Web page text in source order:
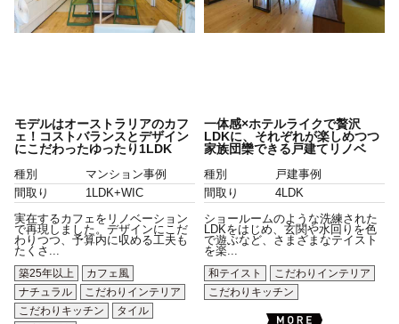
モデルはオーストラリアのカフ
ェ！コストバランスとデザイン
にこだわったゆったり1LDK
種別
マンション事例
間取り
1LDK+WIC
実在するカフェをリノベーション
で再現しました。デザインにこだ
わりつつ、予算内に収める工夫も
たくさ...
築25年以上
カフェ風
ナチュラル
こだわりインテリア
こだわりキッチン
タイル
一体感×ホテルライクで贅沢
LDKに、それぞれが楽しめつつ
家族団欒できる戸建てリノベ
種別
戸建事例
間取り
4LDK
ショールームのような洗練された
LDKをはじめ、玄関や水回りを色
で遊ぶなど、さまざまなテイスト
を楽...
和テイスト
こだわりインテリア
こだわりキッチン